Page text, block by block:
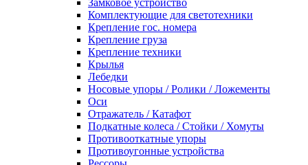
Замковое устройство
Комплектующие для светотехники
Крепление гос. номера
Крепление груза
Крепление техники
Крылья
Лебедки
Носовые упоры / Ролики / Ложементы
Оси
Отражатель / Катафот
Подкатные колеса / Стойки / Хомуты
Противооткатные упоры
Противоугонные устройства